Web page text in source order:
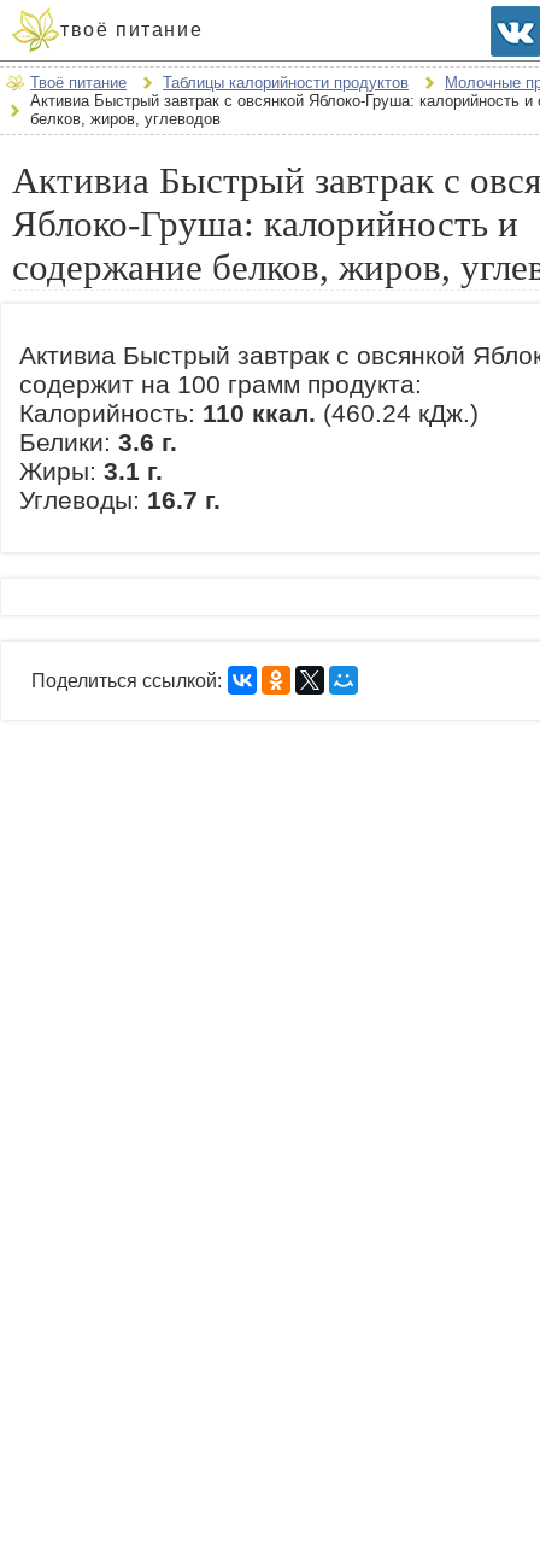
твоё питание
Твоё питание Таблицы калорийности продуктов
Молочные
Активиа Быстрый завтрак с овсянкой Яблоко-Груша: калорийность и
белков, жиров, углеводов
Активиа Быстрый завтрак с
Яблоко-Груша: калорийность и
содержание белков, жиров,
Активиа Быстрый завтрак с овсянкой
содержит на 100 грамм продукта:
Калорийность: 110 ккал. (460.24 кДж.)
Белики: 3.6 г.
Жиры: 3.1 г.
Углеводы: 16.7 г.
Поделиться ссылкой: